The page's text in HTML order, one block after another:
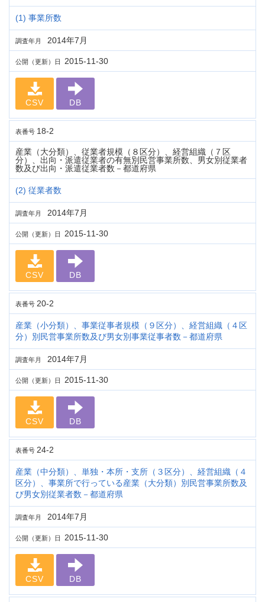
(1) 事業所数
調査年月 2014年7月
公開（更新）日 2015-11-30
CSV DB
表番号 18-2
産業（大分類）、従業者規模（８区分）、経営組織（７区
分）、出向・派遣従業者の有無別民営事業所数、男女別従業者
数及び出向・派遣従業者数－都道府県
(2) 従業者数
調査年月 2014年7月
公開（更新）日 2015-11-30
CSV DB
表番号 20-2
産業（小分類）、事業従事者規模（９区分）、経営組織（４区
分）別民営事業所数及び男女別事業従事者数－都道府県
調査年月 2014年7月
公開（更新）日 2015-11-30
CSV DB
表番号 24-2
産業（中分類）、単独・本所・支所（３区分）、経営組織（４
区分）、事業所で行っている産業（大分類）別民営事業所数及
び男女別従業者数－都道府県
調査年月 2014年7月
公開（更新）日 2015-11-30
CSV DB